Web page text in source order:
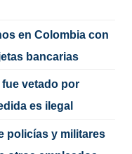
en Colombia con
bancarias
fue vetado por
es ilegal
policías y militares